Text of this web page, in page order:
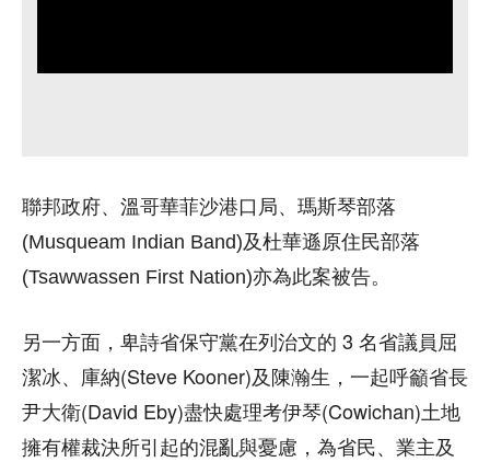
聯邦政府、溫哥華菲沙港口局、瑪斯琴部落
(Musqueam Indian Band)及杜華遜原住民部落
(Tsawwassen First Nation)亦為此案被告。
另一方面，卑詩省保守黨在列治文的 3 名省議員屈
潔冰、庫納(Steve Kooner)及陳瀚生，一起呼籲省長
尹大衛(David Eby)盡快處理考伊琴(Cowichan)土地
擁有權裁決所引起的混亂與憂慮，為省民、業主及